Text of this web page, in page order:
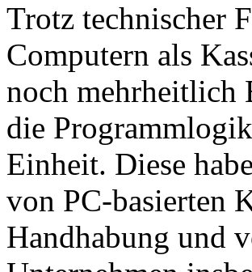
Trotz technischer
Computern als
noch mehrheitlich
die
Einheit. Diese
von PC-basierten
Handhabung und